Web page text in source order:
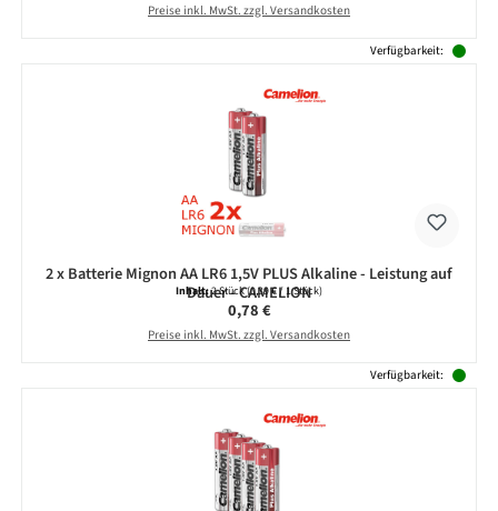
Preise inkl. MwSt. zzgl. Versandkosten
Verfügbarkeit:
2 x Batterie Mignon AA LR6 1,5V PLUS Alkaline - Leistung auf
Dauer - CAMELION
Inhalt:2 Stück(0,39 € / 1 Stück)
Regulärer Preis:
0,78 €
Preise inkl. MwSt. zzgl. Versandkosten
Verfügbarkeit: